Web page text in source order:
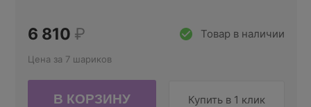
Товар в наличии
6 810 ₽
Цена за 7 шариков
Купить в 1 клик